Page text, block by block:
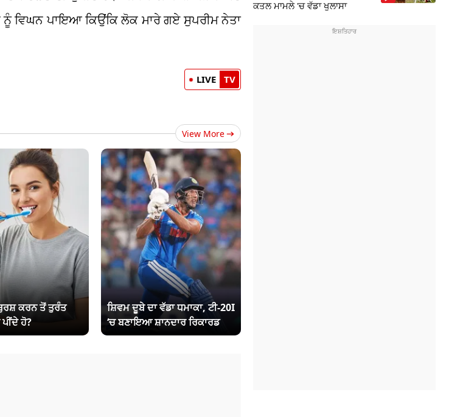
ਨੂੰ ਵਿਘਨ ਪਾਇਆ ਕਿਉਂਕਿ ਲੋਕ ਮਾਰੇ ਗਏ ਸੁਪਰੀਮ ਨੇਤਾ
LIVE TV
View More
ਕਰਨ ਤੋਂ ਤੁਰੰਤ
ਹੋ?
ਸ਼ਿਵਮ ਦੂਬੇ ਦਾ ਵੱਡਾ ਧਮਾਕਾ, ਟੀ-20I
‘ਚ ਬਣਾਇਆ ਸ਼ਾਨਦਾਰ ਰਿਕਾਰਡ
ਕਤਲ ਮਾਮਲੇ 'ਚ ਵੱਡਾ ਖੁਲਾਸਾ